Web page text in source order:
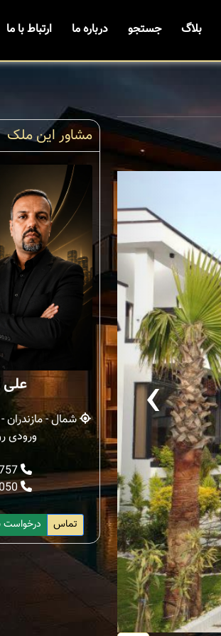
بلاگ جستجو درباره ما ارتباط با ما
‹
مشاور این ملک
علی
شمال -
ورودی
09124902757
01152170050
درخواست تماس